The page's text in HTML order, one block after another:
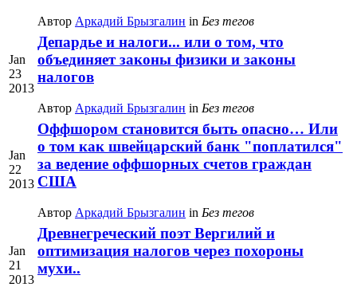
Автор Аркадий Брызгалин in Без тегов
Jan
23
2013
Депардье и налоги... или о том, что
объединяет законы физики и законы
налогов
Автор Аркадий Брызгалин in Без тегов
Jan
22
2013
Оффшором становится быть опасно… Или
о том как швейцарский банк "поплатился"
за ведение оффшорных счетов граждан
США
Автор Аркадий Брызгалин in Без тегов
Jan
21
2013
Древнегреческий поэт Вергилий и
оптимизация налогов через похороны
мухи..